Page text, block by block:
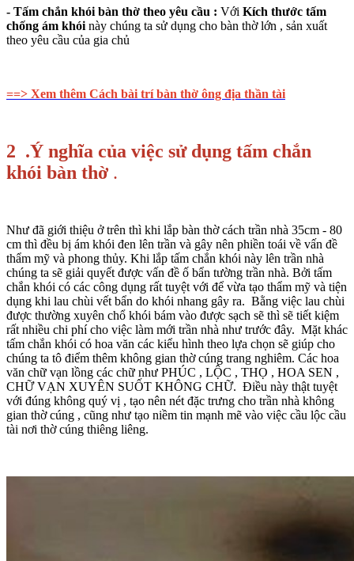
- Tấm chắn khói bàn thờ theo yêu cầu : Với Kích thước tấm
chống ám khói này chúng ta sử dụng cho bàn thờ lớn , sản xuất
theo yêu cầu của gia chủ
==> Xem thêm Cách bài trí bàn thờ ông địa thần tài
2 .Ý nghĩa của việc sử dụng tấm chắn
khói bàn thờ .
Như đã giới thiệu ở trên thì khi lắp bàn thờ cách trần nhà 35cm - 80
cm thì đều bị ám khói đen lên trần và gây nên phiền toái về vấn đề
thẩm mỹ và phong thủy. Khi lắp tấm chắn khói này lên trần nhà
chúng ta sẽ giải quyết được vấn đề ố bẩn tường trần nhà. Bởi tấm
chắn khói có các công dụng rất tuyệt với để vừa tạo thẩm mỹ và tiện
dụng khi lau chùi vết bẩn do khói nhang gây ra. Bằng việc lau chùi
được thường xuyên chổ khói bám vào được sạch sẽ thì sẽ tiết kiệm
rất nhiều chi phí cho việc làm mới trần nhà như trước đây. Mặt khác
tấm chắn khói có hoa văn các kiểu hình theo lựa chọn sẽ giúp cho
chúng ta tô điểm thêm không gian thờ cúng trang nghiêm. Các hoa
văn chữ vạn lồng các chữ như PHÚC , LỘC , THỌ , HOA SEN ,
CHỮ VẠN XUYÊN SUỐT KHÔNG CHỮ. Điều này thật tuyệt
với đúng không quý vị , tạo nên nét đặc trưng cho trần nhà không
gian thờ cúng , cũng như tạo niềm tin mạnh mẽ vào việc cầu lộc cầu
tài nơi thờ cúng thiêng liêng.